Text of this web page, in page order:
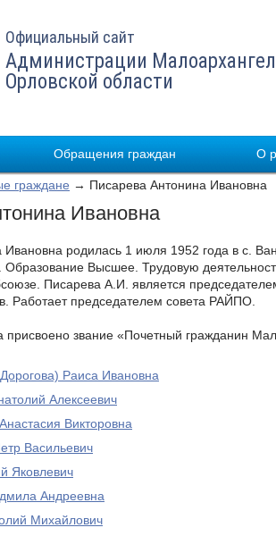
Официальный сайт
Администрации
Орловской области
Обращения граждан О
граждане → Писарева Антонина Ивановна
Ивановна
Ивановна родилась 1 июля 1952 года в с.
Образование Высшее. Трудовую
Писарева А.И. является
Работает председателем совета РАЙПО.
присвоено звание «Почетный гражданин
Раиса Ивановна
Алексеевич
Викторовна
Васильевич
Яковлевич
Андреевна
Михайлович